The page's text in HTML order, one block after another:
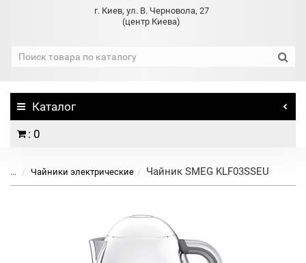
г. Киев, ул. В. Черновола, 27
(центр Киева)
Каталог
: 0
... Чайники электрические Чайник SMEG KLF03SSEU